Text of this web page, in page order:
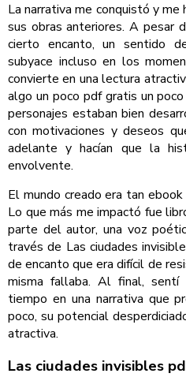
La narrativa me conquistó y
sus obras anteriores. A pesar
cierto encanto, un sentido
subyace incluso en los
convierte en una lectura
algo un poco pdf gratis un
personajes estaban bien
con motivaciones y deseos
adelante y hacían que la
envolvente.
El mundo creado era tan
Lo que más me impactó fue
parte del autor, una voz
través de Las ciudades
de encanto que era difícil de
misma fallaba. Al final, sentí
tiempo en una narrativa que
poco, su potencial
atractiva.
Las ciudades invisibles